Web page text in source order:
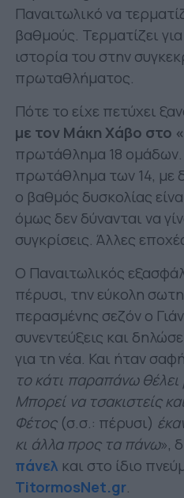
Παναιτωλικό να
βαθμούς. Τερματίζει για
ιστορία του στην
πρωταθλήματος.
Πότε το είχε πετύχει
με τον Μάκη Χάβο στο
πρωτάθλημα 18
πρωτάθλημα των 14, με
ο βαθμός δυσκολίας
όμως δεν δύνανται να
συγκρίσεις. Άλλες
Ο Παναιτωλικός
πέρυσι, την εύκολη
περασμένης σεζόν ο
συνεντεύξεις και
για τη νέα. Και ήταν
το κάτι παραπάνω
Μπορεί να τσακιστείς
Φέτος(σ.σ.: πέρυσι)
κι άλλα προς τα πάνω»,
πάνελ και στο ίδιο
TitormosNet.gr.